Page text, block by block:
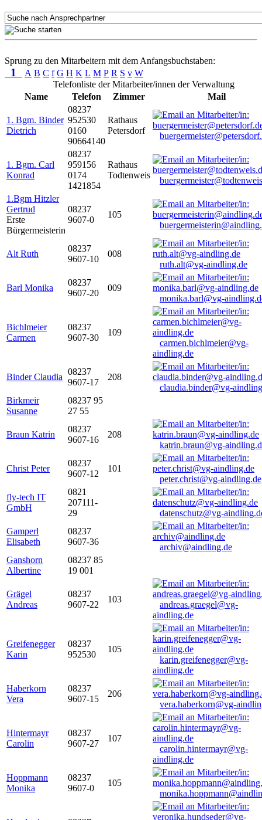
Sprung zu den Mitarbeitern mit dem Anfangsbuchstaben:
1 A B C f G H K L M P R S v W
Telefonliste der Mitarbeiter/innen der Verwaltung
Name
Telefon Zimmer Mail
1. Bgm. Binder
Dietrich
08237
952530
0160
90664140
Rathaus
Petersdorf
1. Bgm. Carl
Konrad
08237
959156
0174
1421854
Rathaus
Todtenweis
1.Bgm Hitzler
Gertrud
Erste
Bürgermeisterin
08237
9607-0
105
Alt Ruth
08237
9607-10
008
ruth.alt@vg-aindling.de
Barl Monika
08237
9607-20
009
monika.barl@vg-
Bichlmeier
Carmen
08237
9607-30
109
carmen.bichlmeier@vg-
aindling.de
Binder Claudia
08237
9607-17
208
claudia.binder@vg-
Birkmeir
Susanne
08237 95
27 55
Braun Katrin
08237
9607-16
208
katrin.braun@vg-
Christ Peter
08237
9607-12
101
peter.christ@vg-aindling.de
fly-tech IT
GmbH
0821
207111-
29
datenschutz@vg-
Gamperl
Elisabeth
08237
9607-36
archiv@aindling.de
Ganshorn
Albertine
08237 85
19 001
Grägel
Andreas
08237
9607-22
103
andreas.graegel@vg-
aindling.de
Greifenegger
Karin
08237
952530
105
karin.greifenegger@vg-
aindling.de
Haberkorn
Vera
08237
9607-15
206
vera.haberkorn@vg-
Hintermayr
Carolin
08237
9607-27
107
carolin.hintermayr@vg-
aindling.de
Hoppmann
Monika
08237
9607-0
105